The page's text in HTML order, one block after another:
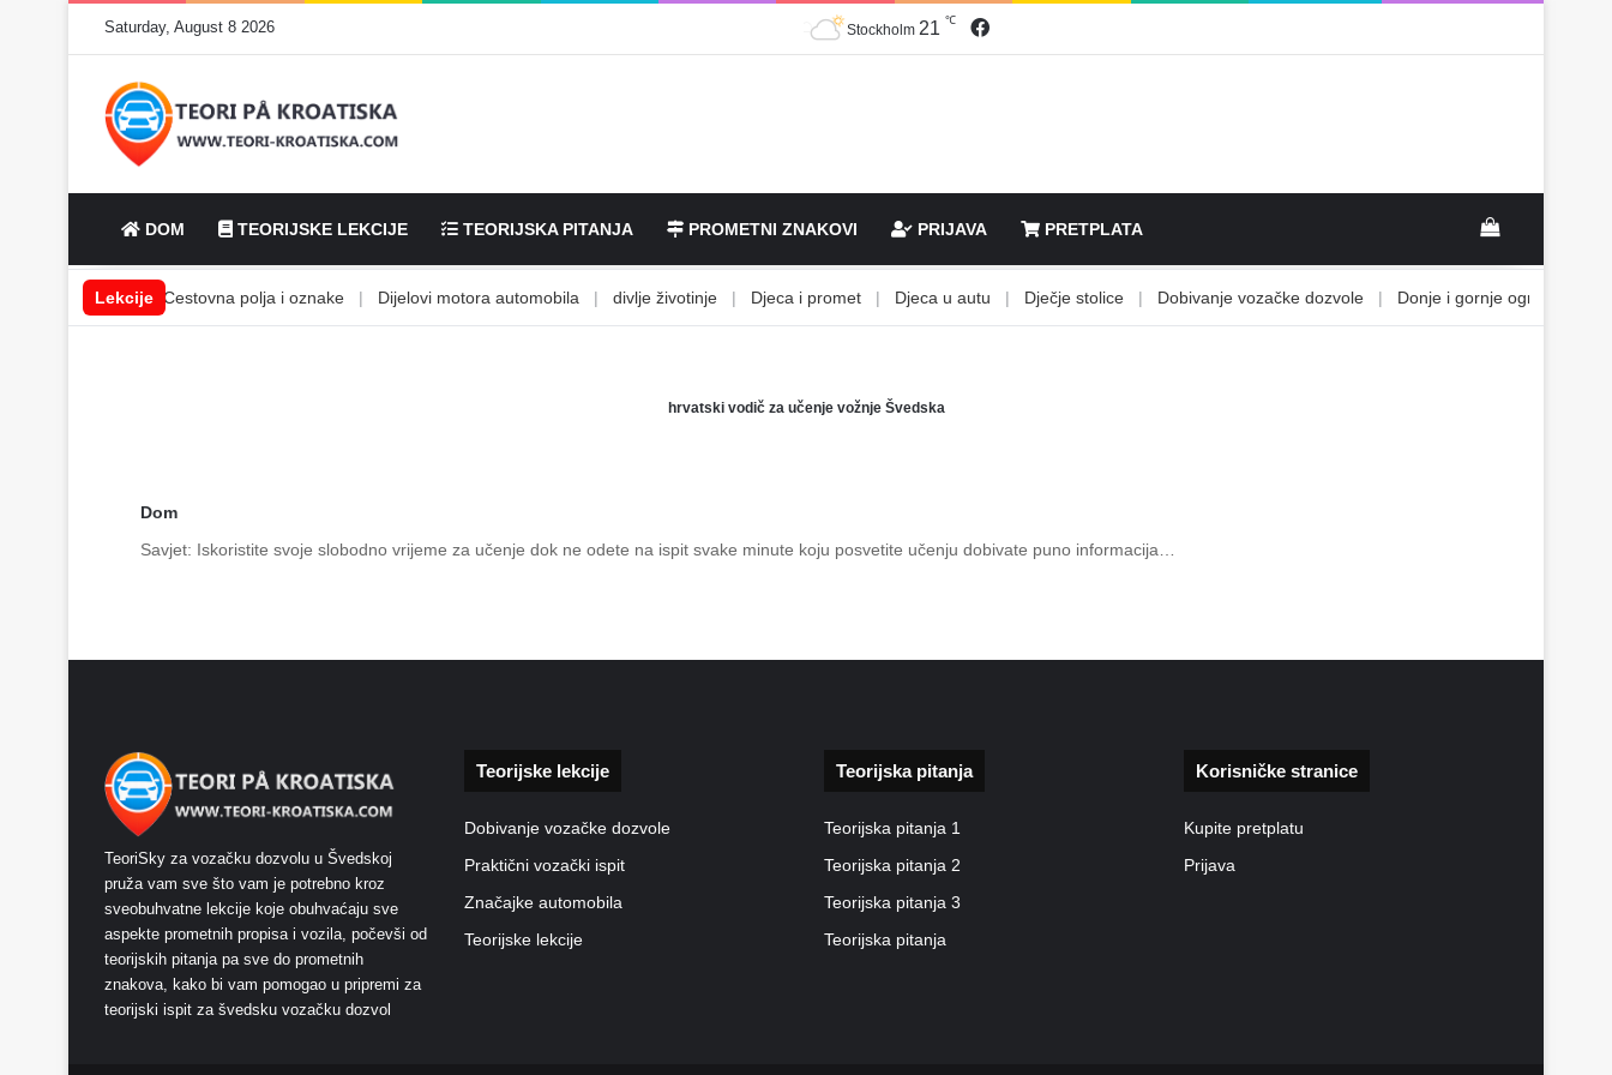
Saturday, August 8 2026 Stockholm 21 ℃ Facebook
DOM TEORIJSKE LEKCIJE TEORIJSKA PITANJA PROMETNI ZNAKOVI PRIJAVA PRETPLATA View your
Lekcije
tekućine | Cestovna polja i oznake | Dijelovi motora automobila | divlje životinje | Djeca i promet | Djeca u autu | Dječje stolice | Dobivanje vozačke dozvole | Donje i gornje ograničenje
hrvatski vodič za učenje vožnje Švedska
Dom
Savjet: Iskoristite svoje slobodno vrijeme za učenje dok ne odete na ispit svake minute koju posvetite učenju dobivate puno informacija…
TeoriSky za vozačku dozvolu u Švedskoj
pruža vam sve što vam je potrebno kroz
sveobuhvatne lekcije koje obuhvaćaju sve
aspekte prometnih propisa i vozila, počevši od
teorijskih pitanja pa sve do prometnih
znakova, kako bi vam pomogao u pripremi za
teorijski ispit za švedsku vozačku dozvol
Teorijske lekcije
Dobivanje vozačke dozvole
Praktični vozački ispit
Značajke automobila
Teorijske lekcije
Teorijska pitanja
Teorijska pitanja 1
Teorijska pitanja 2
Teorijska pitanja 3
Teorijska pitanja
Korisničke stranice
Kupite pretplatu
Prijava